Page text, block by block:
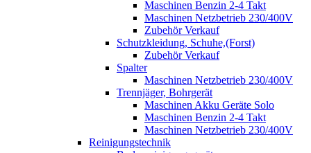
Maschinen Benzin 2-4 Takt
Maschinen Netzbetrieb 230/400V
Zubehör Verkauf
Schutzkleidung, Schuhe,(Forst)
Zubehör Verkauf
Spalter
Maschinen Netzbetrieb 230/400V
Trennjäger, Bohrgerät
Maschinen Akku Geräte Solo
Maschinen Benzin 2-4 Takt
Maschinen Netzbetrieb 230/400V
Reinigungstechnik